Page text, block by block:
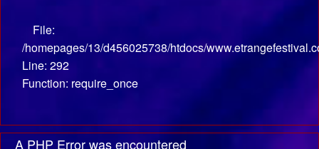
File:
/homepages/13/d456025738/htdocs/
Line: 292
Function: require_once
A PHP Error was encountered